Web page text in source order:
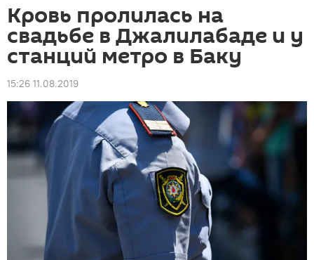
Кровь пролилась на
свадьбе в Джалилабаде и у
станций метро в Баку
15:26 11.08.2019